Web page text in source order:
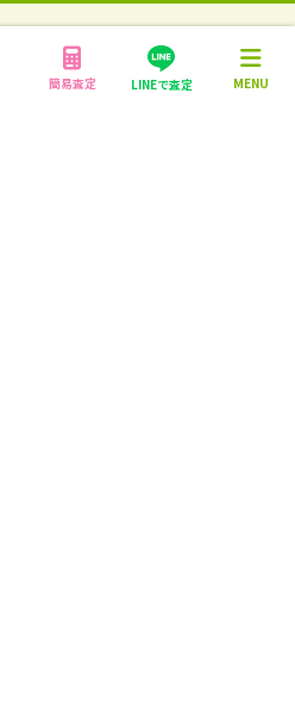
簡易査定 LINEで査定 MENU